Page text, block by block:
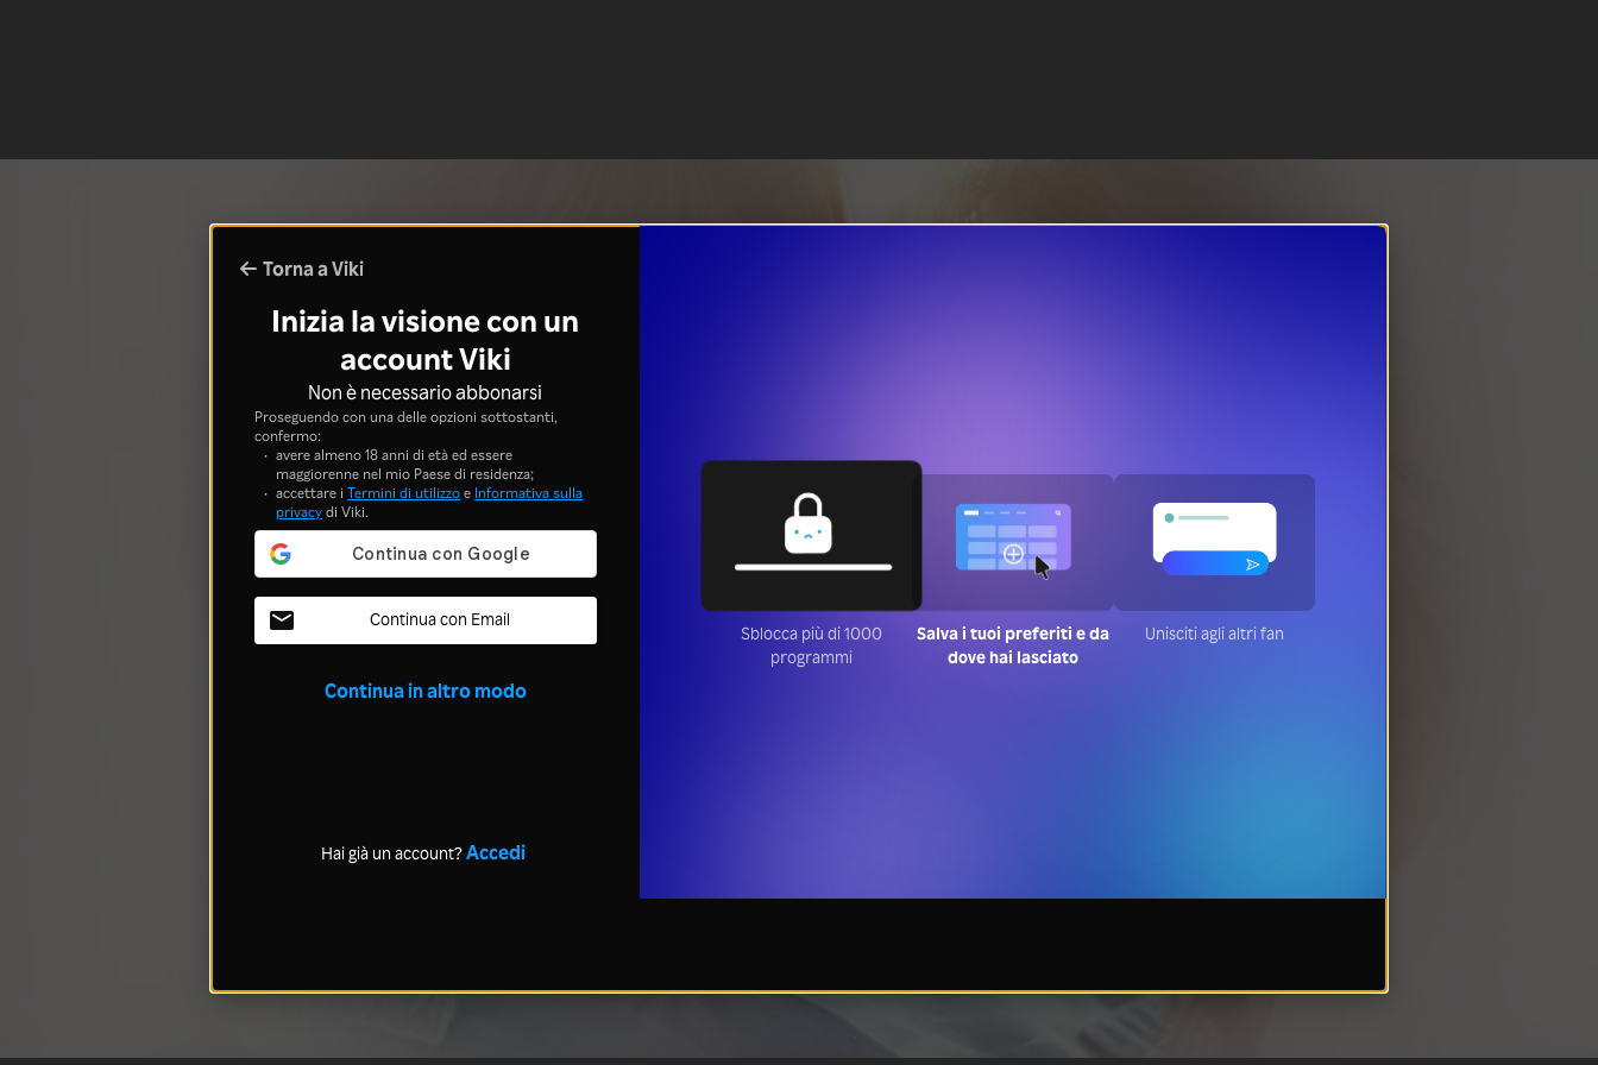
Torna a Viki
Inizia la visione con un
account Viki
Non è necessario abbonarsi
Proseguendo con una delle opzioni sottostanti,
confermo:
avere almeno 18 anni di età ed essere
maggiorenne nel mio Paese di residenza;
accettare iTermini di utilizzoe Informativa sulla
privacydi Viki.
Continua con Email
Continua in altro modo
Hai già un account?Accedi
Sblocca più di 1000
programmi
Salva i tuoi preferiti e da
dove hai lasciato
Unisciti agli altri fan